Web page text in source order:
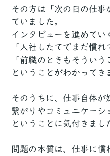
その方は「次の日の仕事
ていました。
インタビューを進めてい
「入社したてでまだ慣れ
「前職のときもそういう
ということがわかってき
そのうちに、仕事自体が
繋がりやコミュニケーシ
ということに気付きまし
問題の本質は、仕事に慣